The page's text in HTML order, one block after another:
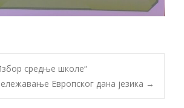
средње школе“
Европског дана језика →